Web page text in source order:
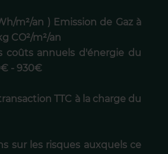
m²/an ) Emission de Gaz à
CO²/m²/an
coûts annuels d'énergie du
- 930€
TTC à la charge du
sur les risques auxquels ce